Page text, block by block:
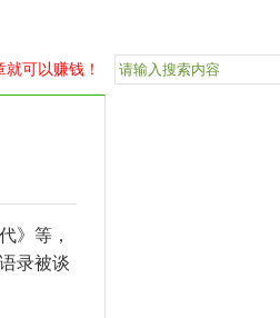
就可以赚钱！
》等，
语录被谈